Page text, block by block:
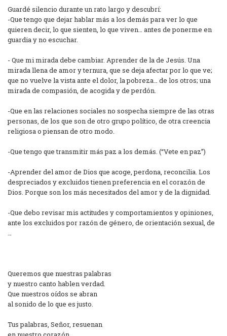
Guardé silencio durante un rato largo y descubrí:
-Que tengo que dejar hablar más a los demás para ver lo que
quieren decir, lo que sienten, lo que viven… antes de ponerme en
guardia y no escuchar.
- Que mi mirada debe cambiar. Aprender de la de Jesús. Una
mirada llena de amor y ternura, que se deja afectar por lo que ve;
que no vuelve la vista ante el dolor, la pobreza… de los otros; una
mirada de compasión, de acogida y de perdón.
-Que en las relaciones sociales no sospecha siempre de las otras
personas, de los que son de otro grupo político, de otra creencia
religiosa o piensan de otro modo.
-Que tengo que transmitir más paz a los demás. (“Vete en paz”)
-Aprender del amor de Dios que acoge, perdona, reconcilia. Los
despreciados y excluidos tienen preferencia en el corazón de
Dios. Porque son los más necesitados del amor y de la dignidad.
-Que debo revisar mis actitudes y comportamientos y opiniones,
ante los excluidos por razón de género, de orientación sexual, de
…
Queremos que nuestras palabras
y nuestro canto hablen verdad.
Que nuestros oídos se abran
al sonido de lo que es justo.
Tus palabras, Señor, resuenan